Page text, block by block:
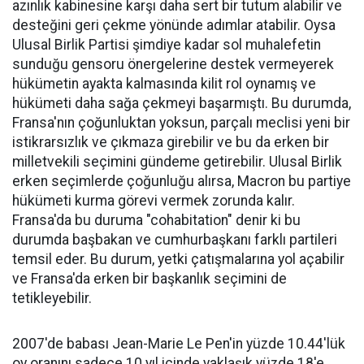
azınlık kabinesine karşı daha sert bir tutum alabilir ve
desteğini geri çekme yönünde adımlar atabilir. Oysa
Ulusal Birlik Partisi şimdiye kadar sol muhalefetin
sunduğu gensoru önergelerine destek vermeyerek
hükümetin ayakta kalmasında kilit rol oynamış ve
hükümeti daha sağa çekmeyi başarmıştı. Bu durumda,
Fransa'nın çoğunluktan yoksun, parçalı meclisi yeni bir
istikrarsızlık ve çıkmaza girebilir ve bu da erken bir
milletvekili seçimini gündeme getirebilir. Ulusal Birlik
erken seçimlerde çoğunluğu alırsa, Macron bu partiye
hükümeti kurma görevi vermek zorunda kalır.
Fransa'da bu duruma "cohabitation" denir ki bu
durumda başbakan ve cumhurbaşkanı farklı partileri
temsil eder. Bu durum, yetki çatışmalarına yol açabilir
ve Fransa'da erken bir başkanlık seçimini de
tetikleyebilir.
2007'de babası Jean-Marie Le Pen'in yüzde 10.44'lük